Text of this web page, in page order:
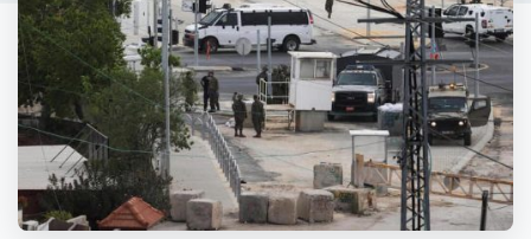
Общество
Коронавирус
Происшествия
Статьи
ЧП И КРИМИНАЛ
1000 мелочей